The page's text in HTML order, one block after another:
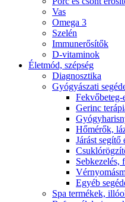
Vas
Omega 3
Szelén
Immunerősítők
D-vitaminok
Életmód, szépség
Diagnosztika
Gyógyászati
Fekvőbeteg-
Gerinc
Hőmérők,
Járást segítő
Sebkezelés,
Egyéb
Spa termékek,